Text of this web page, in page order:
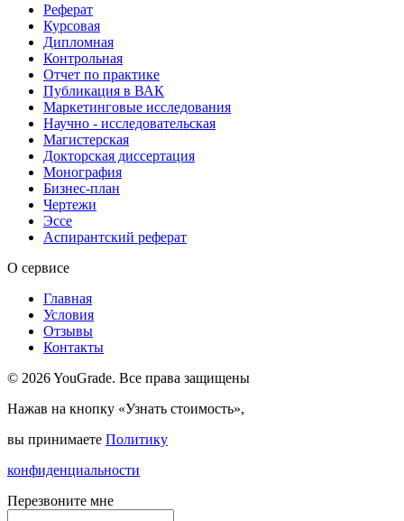
Реферат
Курсовая
Дипломная
Контрольная
Отчет по практике
Публикация в ВАК
Маркетинговые исследования
Научно - исследовательская
Магистерская
Докторская диссертация
Монография
Бизнес-план
Чертежи
Эссе
Аспирантский реферат
О сервисе
Главная
Условия
Отзывы
Контакты
© 2026 YouGrade. Все права защищены
Нажав на кнопку «Узнать стоимость»,
вы принимаете Политику
конфиденциальности
Перезвоните мне